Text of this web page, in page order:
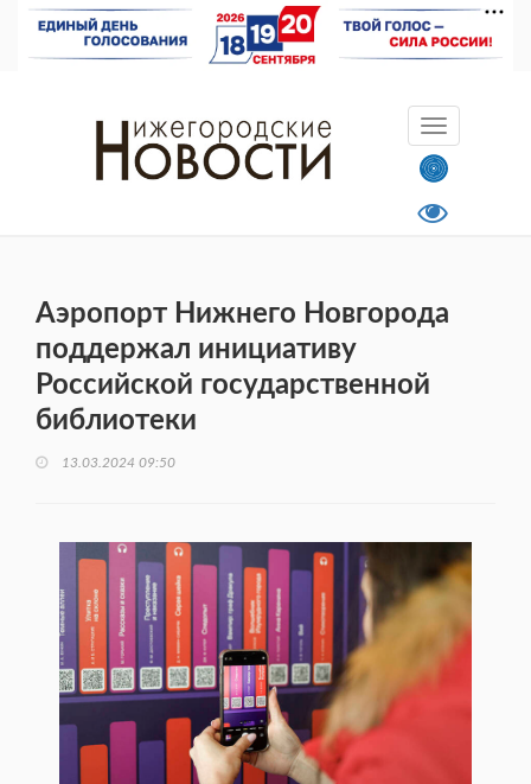
Аэропорт Нижнего Новгорода
поддержал инициативу
Российской государственной
библиотеки
13.03.2024 09:50